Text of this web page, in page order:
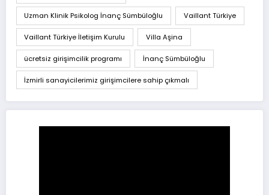
Uzman Klinik Psikolog İnanç Sümbüloğlu Vaillant Türkiye
Vaillant Türkiye İletişim Kurulu Villa Aşina
ücretsiz girişimcilik programı İnanç Sümbüloğlu
İzmirli sanayicilerimiz girişimcilere sahip çıkmalı